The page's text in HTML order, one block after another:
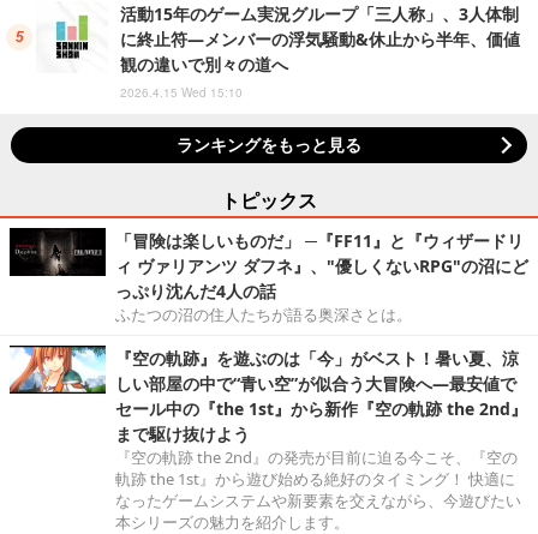
活動15年のゲーム実況グループ「三人称」、3人体制
に終止符―メンバーの浮気騒動&休止から半年、価値
観の違いで別々の道へ
2026.4.15 Wed 15:10
ランキングをもっと見る
トピックス
「冒険は楽しいものだ」 ─『FF11』と『ウィザードリ
ィ ヴァリアンツ ダフネ』、"優しくないRPG"の沼にど
っぷり沈んだ4人の話
ふたつの沼の住人たちが語る奥深さとは。
『空の軌跡』を遊ぶのは「今」がベスト！暑い夏、涼
しい部屋の中で“青い空”が似合う大冒険へ―最安値で
セール中の『the 1st』から新作『空の軌跡 the 2nd』
まで駆け抜けよう
『空の軌跡 the 2nd』の発売が目前に迫る今こそ、『空の
軌跡 the 1st』から遊び始める絶好のタイミング！ 快適に
なったゲームシステムや新要素を交えながら、今遊びたい
本シリーズの魅力を紹介します。